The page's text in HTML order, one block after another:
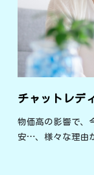
チャットレデ
物価高の影響で、
安…、様々な理由